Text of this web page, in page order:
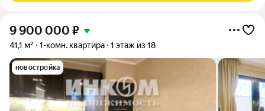
9 900 000 ₽
41,1 м² 1-комн. квартира 1 этаж из 18
новостройка